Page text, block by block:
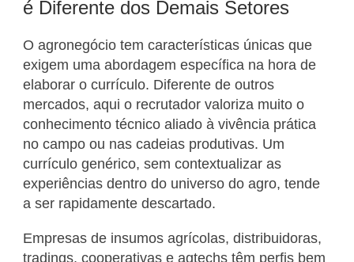
é Diferente dos Demais Setores
O agronegócio tem características únicas que
exigem uma abordagem específica na hora de
elaborar o currículo. Diferente de outros
mercados, aqui o recrutador valoriza muito o
conhecimento técnico aliado à vivência prática
no campo ou nas cadeias produtivas. Um
currículo genérico, sem contextualizar as
experiências dentro do universo do agro, tende
a ser rapidamente descartado.
Empresas de insumos agrícolas, distribuidoras,
tradings, cooperativas e agtechs têm perfis bem